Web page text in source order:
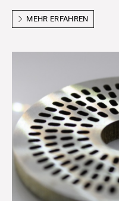
MEHR ERFAHREN